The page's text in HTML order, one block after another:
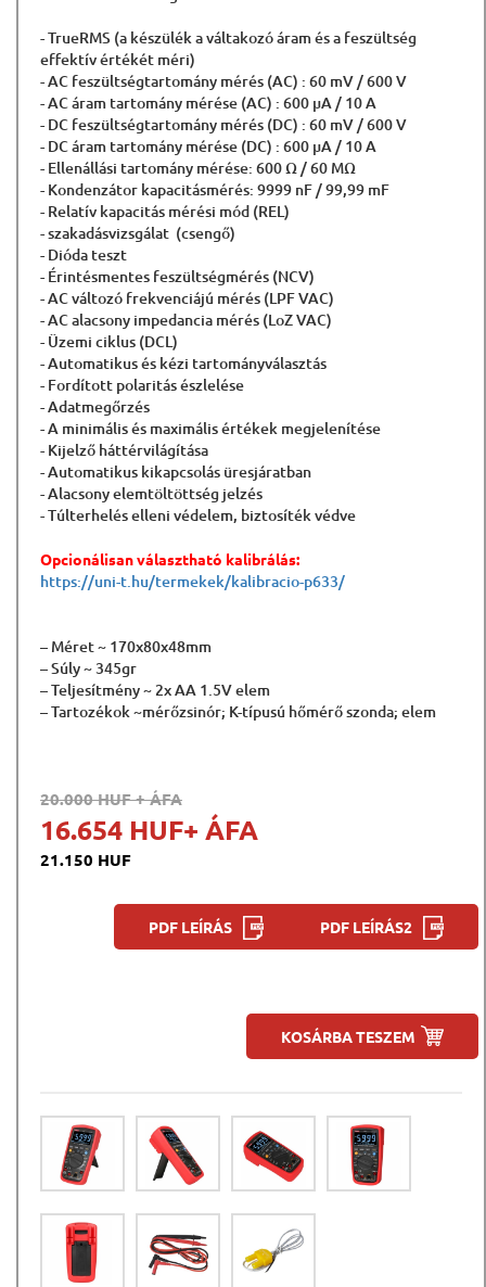
- TrueRMS (a készülék a váltakozó áram és a feszültség
effektív értékét méri)
- AC feszültségtartomány mérés (AC) : 60 mV / 600 V
- AC áram tartomány mérése (AC) : 600 μA / 10 A
- DC feszültségtartomány mérés (DC) : 60 mV / 600 V
- DC áram tartomány mérése (DC) : 600 μA / 10 A
- Ellenállási tartomány mérése: 600 Ω / 60 MΩ
- Kondenzátor kapacitásmérés: 9999 nF / 99,99 mF
- Relatív kapacitás mérési mód (REL)
- szakadásvizsgálat (csengő)
- Dióda teszt
- Érintésmentes feszültségmérés (NCV)
- AC változó frekvenciájú mérés (LPF VAC)
- AC alacsony impedancia mérés (LoZ VAC)
- Üzemi ciklus (DCL)
- Automatikus és kézi tartományválasztás
- Fordított polaritás észlelése
- Adatmegőrzés
- A minimális és maximális értékek megjelenítése
- Kijelző háttérvilágítása
- Automatikus kikapcsolás üresjáratban
- Alacsony elemtöltöttség jelzés
- Túlterhelés elleni védelem, biztosíték védve
Opcionálisan választható kalibrálás:
https://uni-t.hu/termekek/kalibracio-p633/
– Méret ~ 170x80x48mm
– Súly ~ 345gr
– Teljesítmény ~ 2x AA 1.5V elem
– Tartozékok ~mérőzsinór; K-típusú hőmérő szonda; elem
20.000 HUF+ ÁFA
16.654 HUF+ ÁFA
21.150 HUF
PDF LEÍRÁS PDF LEÍRÁS2
KOSÁRBA TESZEM